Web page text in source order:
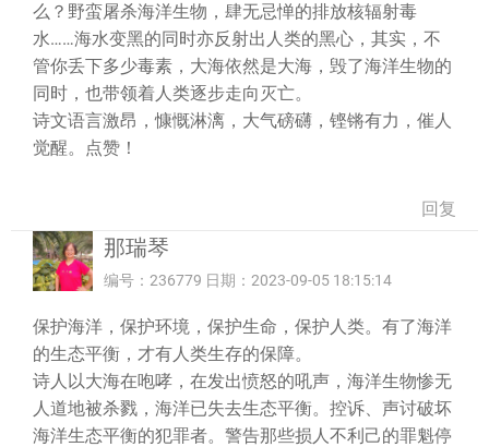
么？野蛮屠杀海洋生物，肆无忌惮的排放核辐射毒
水……海水变黑的同时亦反射出人类的黑心，其实，不
管你丢下多少毒素，大海依然是大海，毁了海洋生物的
同时，也带领着人类逐步走向灭亡。
诗文语言激昂，慷慨淋漓，大气磅礴，铿锵有力，催人
觉醒。点赞！
回复
那瑞琴
编号：236779 日期：2023-09-05 18:15:14
保护海洋，保护环境，保护生命，保护人类。有了海洋
的生态平衡，才有人类生存的保障。
诗人以大海在咆哮，在发出愤怒的吼声，海洋生物惨无
人道地被杀戮，海洋已失去生态平衡。控诉、声讨破坏
海洋生态平衡的犯罪者。警告那些损人不利己的罪魁停